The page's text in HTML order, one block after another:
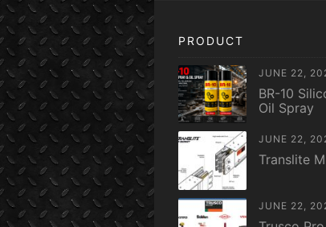
PRODUCT
JUNE 22,
BR-10
Oil Spray
JUNE 22,
Translite
JUNE 22,